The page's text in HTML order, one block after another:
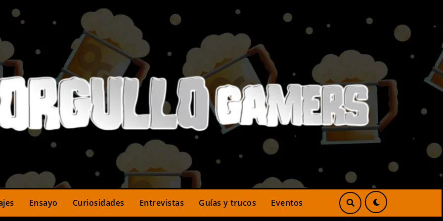
Ensayo Curiosidades Entrevistas Guías y trucos Eventos